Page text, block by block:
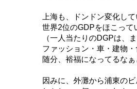
上海も、ドンドン変化して
世界2位のGDPをほこって
（一人当たりのDGPは、
ファッション・車・建物・
随分、裕福になってるなぁ
因みに、外灘から浦東のビ